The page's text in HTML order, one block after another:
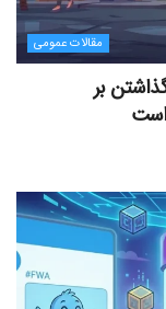
مقالات عمومی
بر